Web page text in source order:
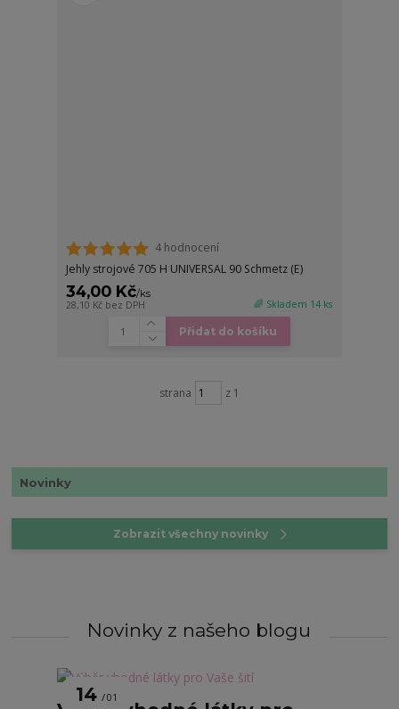
Novinky
Zobrazit všechny novinky
4 hodnocení
Jehly strojové 705 H UNIVERSAL 90 Schmetz (E)
34,00 Kč/ks
28,10 Kč bez DPH 🌈 Skladem 14 ks
Přidat do košíku
strana z 1
Novinky z našeho blogu
14 01